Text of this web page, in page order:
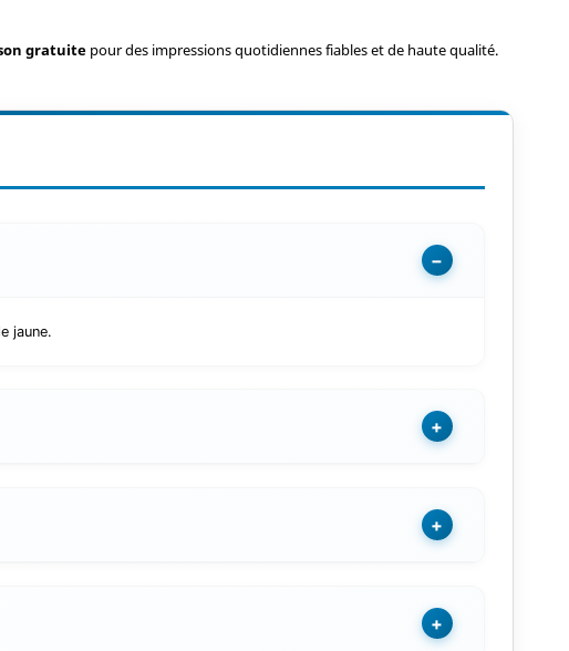
gratuite pour des impressions quotidiennes fiables et de haute qualité.
−
jaune.
+
+
+